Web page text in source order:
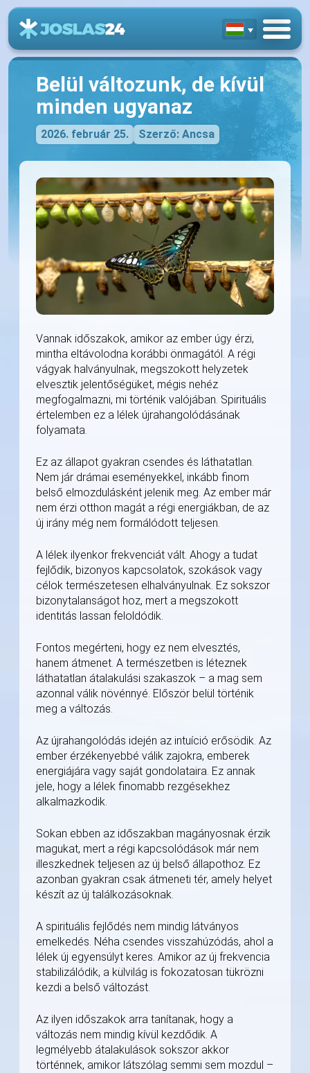
Belül változunk, de kívül
minden ugyanaz
2026. február 25. Szerző: Ancsa
Vannak időszakok, amikor az ember úgy érzi,
mintha eltávolodna korábbi önmagától. A régi
vágyak halványulnak, megszokott helyzetek
elvesztik jelentőségüket, mégis nehéz
megfogalmazni, mi történik valójában. Spirituális
értelemben ez a lélek újrahangolódásának
folyamata.
Ez az állapot gyakran csendes és láthatatlan.
Nem jár drámai eseményekkel, inkább finom
belső elmozdulásként jelenik meg. Az ember már
nem érzi otthon magát a régi energiákban, de az
új irány még nem formálódott teljesen.
A lélek ilyenkor frekvenciát vált. Ahogy a tudat
fejlődik, bizonyos kapcsolatok, szokások vagy
célok természetesen elhalványulnak. Ez sokszor
bizonytalanságot hoz, mert a megszokott
identitás lassan feloldódik.
Fontos megérteni, hogy ez nem elvesztés,
hanem átmenet. A természetben is léteznek
láthatatlan átalakulási szakaszok – a mag sem
azonnal válik növénnyé. Először belül történik
meg a változás.
Az újrahangolódás idején az intuíció erősödik. Az
ember érzékenyebbé válik zajokra, emberek
energiájára vagy saját gondolataira. Ez annak
jele, hogy a lélek finomabb rezgésekhez
alkalmazkodik.
Sokan ebben az időszakban magányosnak érzik
magukat, mert a régi kapcsolódások már nem
illeszkednek teljesen az új belső állapothoz. Ez
azonban gyakran csak átmeneti tér, amely helyet
készít az új találkozásoknak.
A spirituális fejlődés nem mindig látványos
emelkedés. Néha csendes visszahúzódás, ahol a
lélek új egyensúlyt keres. Amikor az új frekvencia
stabilizálódik, a külvilág is fokozatosan tükrözni
kezdi a belső változást.
Az ilyen időszakok arra tanítanak, hogy a
változás nem mindig kívül kezdődik. A
legmélyebb átalakulások sokszor akkor
történnek, amikor látszólag semmi sem mozdul –